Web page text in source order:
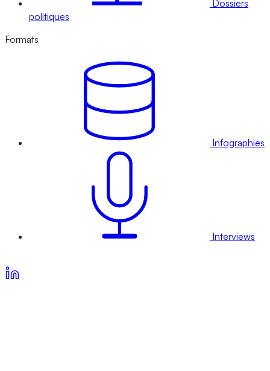
Dossiers
politiques
Formats
Infographies
Interviews